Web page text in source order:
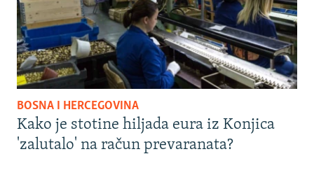
BOSNA I HERCEGOVINA
Kako je stotine hiljada eura iz Konjica
'zalutalo' na račun prevaranata?